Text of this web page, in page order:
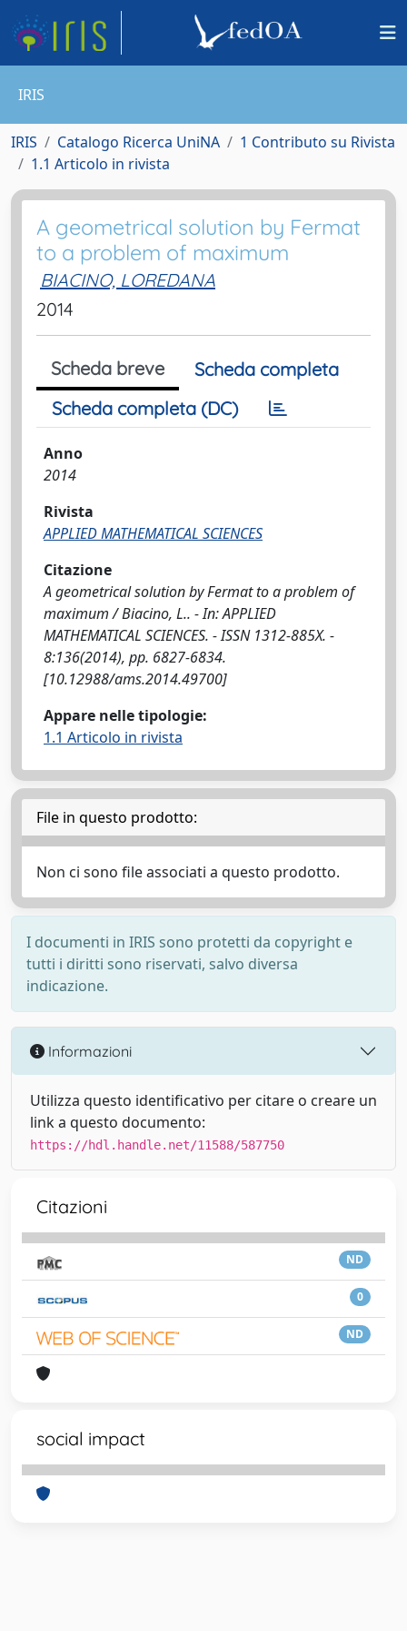
IRIS
IRIS Catalogo Ricerca UniNA
1 Contributo su Rivista
1.1 Articolo in rivista
A geometrical solution by Fermat
to a problem of maximum
BIACINO, LOREDANA
2014
Scheda breve
Scheda completa
Scheda completa (DC)
Anno
2014
Rivista
APPLIED MATHEMATICAL SCIENCES
Citazione
A geometrical solution by Fermat to a problem of
maximum / Biacino, L.. - In: APPLIED
MATHEMATICAL SCIENCES. - ISSN 1312-885X. -
8:136(2014), pp. 6827-6834.
[10.12988/ams.2014.49700]
Appare nelle tipologie:
1.1 Articolo in rivista
File in questo prodotto:
Non ci sono file associati a questo prodotto.
I documenti in IRIS sono protetti da copyright e
tutti i diritti sono riservati, salvo diversa
indicazione.
Informazioni
Utilizza questo identificativo per citare o creare un
link a questo documento:
https://hdl.handle.net/11588/587750
Citazioni
ND
0
ND
social impact